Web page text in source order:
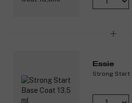
Essie
Strong Start